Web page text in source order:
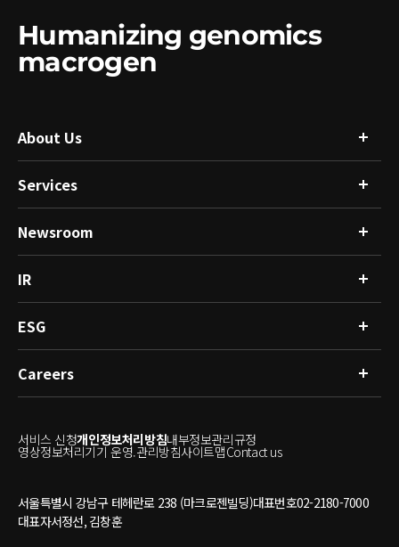
Humanizing genomics
macrogen
About Us
회사소개
글로벌 네트워크
Resource
인체유래물은행
Services
연구분석
싱글셀 & 공간오믹스 분석 서비스
임상분석
마이크로바이옴분석
Newsroom
뉴스
공지사항
IR
재무정보
공시정보
IR소식
ESG
ESG경영
윤리경영
온실가스
Careers
인사제도
채용안내
서비스 신청개인정보처리방침내부정보관리규정
영상정보처리기기 운영.관리방침사이트맵Contact us
서울특별시 강남구 테헤란로 238 (마크로젠빌딩)대표번호02-2180-7000
대표자서정선, 김창훈